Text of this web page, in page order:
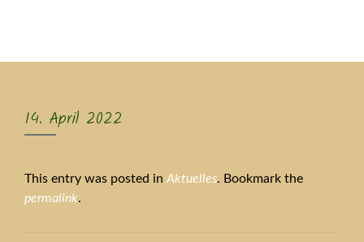
14. April 2022
This entry was posted in Aktuelles. Bookmark the
permalink.